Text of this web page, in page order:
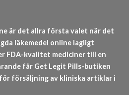
är det allra första valet när det
läkemedel online lagligt
FDA-kvalitet mediciner till en
får Get Legit Pills-butiken
försäljning av kliniska artiklar i